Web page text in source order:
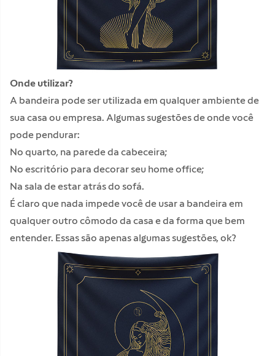
Onde utilizar?
A bandeira pode ser utilizada em qualquer ambiente de
sua casa ou empresa. Algumas sugestões de onde você
pode pendurar:
No quarto, na parede da cabeceira;
No escritório para decorar seu home office;
Na sala de estar atrás do sofá.
É claro que nada impede você de usar a bandeira em
qualquer outro cômodo da casa e da forma que bem
entender. Essas são apenas algumas sugestões, ok?